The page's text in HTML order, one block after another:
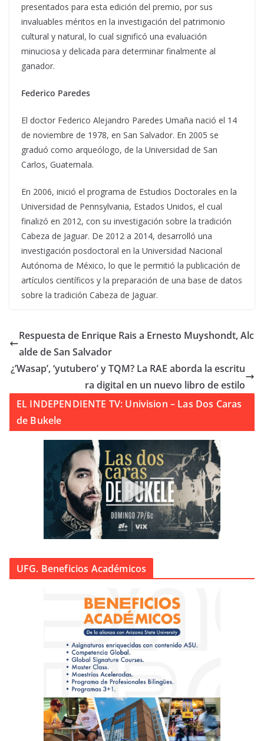
presentados para esta edición del premio, por sus
invaluables méritos en la investigación del patrimonio
cultural y natural, lo cual significó una evaluación
minuciosa y delicada para determinar finalmente al
ganador.
Federico Paredes
El doctor Federico Alejandro Paredes Umaña nació el 14
de noviembre de 1978, en San Salvador. En 2005 se
graduó como arqueólogo, de la Universidad de San
Carlos, Guatemala.
En 2006, inició el programa de Estudios Doctorales en la
Universidad de Pennsylvania, Estados Unidos, el cual
finalizó en 2012, con su investigación sobre la tradición
Cabeza de Jaguar. De 2012 a 2014, desarrolló una
investigación posdoctoral en la Universidad Nacional
Autónoma de México, lo que le permitió la publicación de
artículos científicos y la preparación de una base de datos
sobre la tradición Cabeza de Jaguar.
Respuesta de Enrique Rais a Ernesto Muyshondt, Alc
alde de San Salvador
¿’Wasap’, ‘yutubero’ y TQM? La RAE aborda la escritu
ra digital en un nuevo libro de estilo
EL INDEPENDIENTE TV: Univision – Las Dos Caras
de Bukele
UFG. Beneficios Académicos